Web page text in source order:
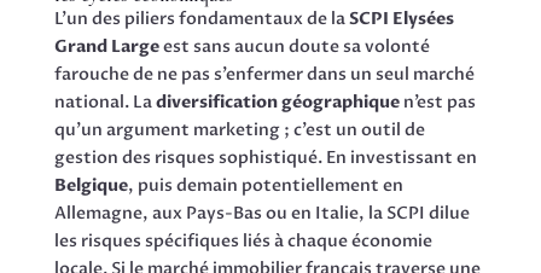
L’un des piliers fondamentaux de laSCPI Elysées
Grand Largeest sans aucun doute sa volonté
farouche de ne pas s’enfermer dans un seul marché
national. Ladiversification géographiquen’est pas
qu’un argument marketing ; c’est un outil de
gestion des risques sophistiqué. En investissant en
Belgique, puis demain potentiellement en
Allemagne, aux Pays-Bas ou en Italie, la SCPI dilue
les risques spécifiques liés à chaque économie